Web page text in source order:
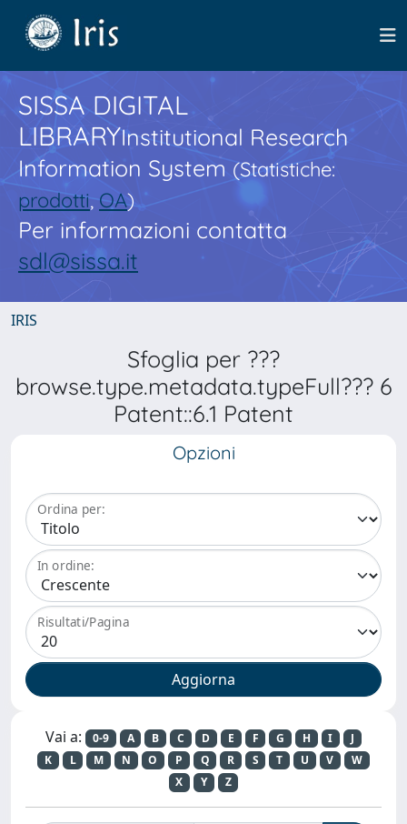
SISSA DIGITAL
LIBRARYInstitutional Research
Information System(Statistiche:
prodotti,OA)
Per informazioni contatta
sdl@sissa.it
IRIS
Sfoglia per ???
browse.type.metadata.typeFull??? 6
Patent::6.1 Patent
Opzioni
Ordina per:
In ordine:
Risultati/Pagina
Vai a: 0-9 A B C D E F G H I
J
K
L M N O P Q R S T U V
W
X
Y Z